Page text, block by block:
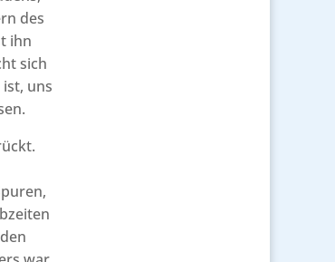
des
ihn
sich
uns